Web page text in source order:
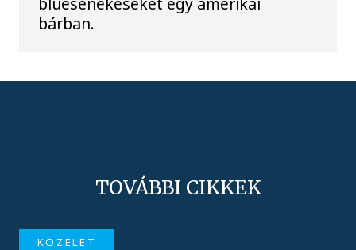
bárban.
TOVÁBBI CIKKEK
KÖZÉLET